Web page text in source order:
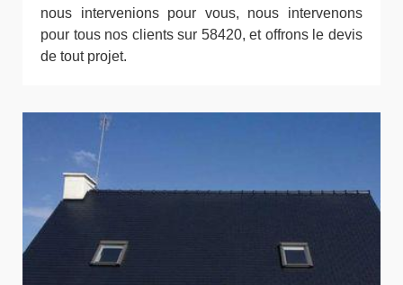
nous intervenions pour vous, nous intervenons
pour tous nos clients sur 58420, et offrons le devis
de tout projet.